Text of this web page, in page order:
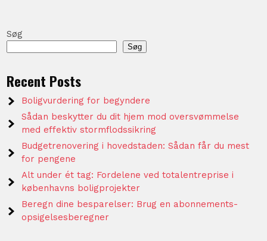
Søg
Søg
Recent Posts
Boligvurdering for begyndere
Sådan beskytter du dit hjem mod oversvømmelse
med effektiv stormflodssikring
Budgetrenovering i hovedstaden: Sådan får du mest
for pengene
Alt under ét tag: Fordelene ved totalentreprise i
københavns boligprojekter
Beregn dine besparelser: Brug en abonnements-
opsigelsesberegner